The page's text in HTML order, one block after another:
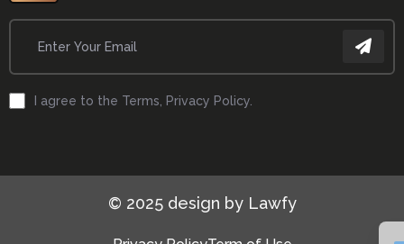
I agree to the Terms, Privacy Policy.
© 2025 design by Lawfy